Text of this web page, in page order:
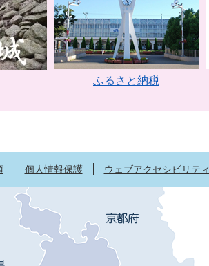
ふるさと納税
個人情報保護 ウェブアクセシビリティ